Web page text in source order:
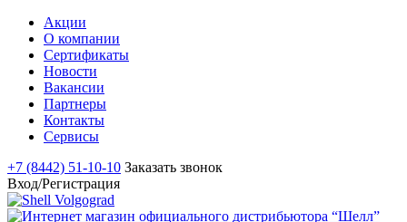
Акции
О компании
Сертификаты
Новости
Вакансии
Партнеры
Контакты
Сервисы
+7 (8442) 51-10-10 Заказать звонок
Вход/Регистрация